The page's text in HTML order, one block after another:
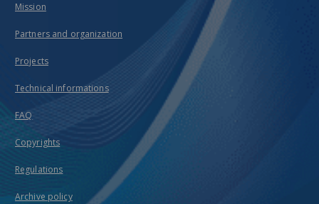
Mission
Partners and organization
Projects
Technical informations
FAQ
Copyrights
Regulations
Archive policy